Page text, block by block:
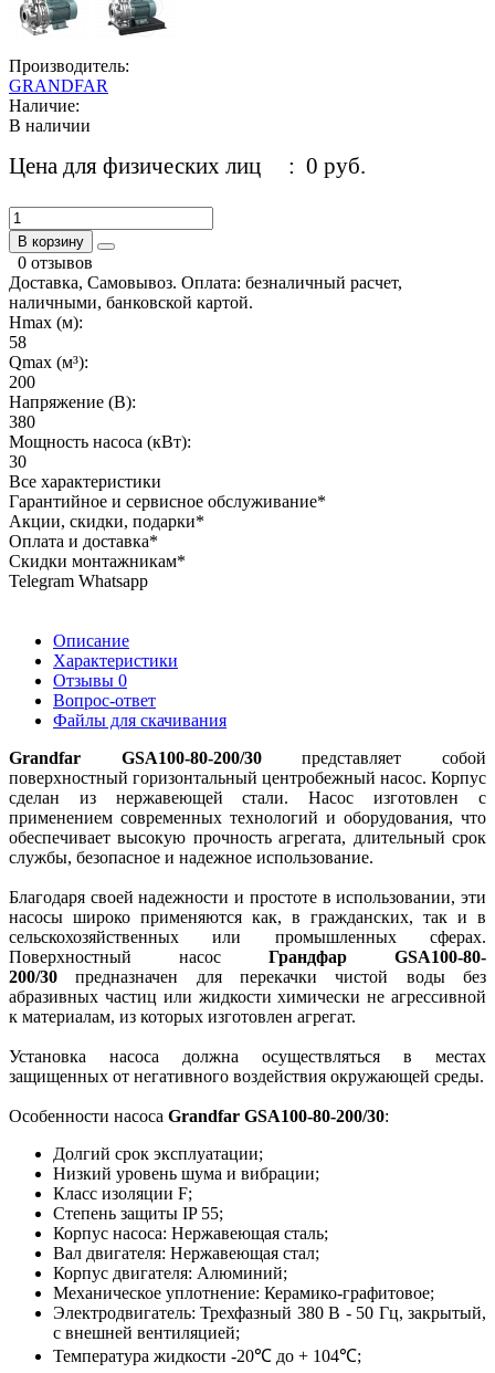
Производитель:
GRANDFAR
Наличие:
В наличии
Цена для физических лиц : 0 руб.
В корзину
0 отзывов
Доставка, Самовывоз. Оплата: безналичный расчет,
наличными, банковской картой.
Hmax (м):
58
Qmax (м³):
200
Напряжение (В):
380
Мощность насоса (кВт):
30
Все характеристики
Гарантийное и сервисное обслуживание*
Акции, скидки, подарки*
Оплата и доставка*
Скидки монтажникам*
Telegram Whatsapp
Описание
Характеристики
Отзывы 0
Вопрос-ответ
Файлы для скачивания
Grandfar GSA100-80-200/30представляет собой
поверхностный горизонтальный центробежный насос. Корпус
сделан из нержавеющей стали. Насос изготовлен с
применением современных технологий и оборудования, что
обеспечивает высокую прочность агрегата, длительный срок
службы, безопасное и надежное использование.
Благодаря своей надежности и простоте в использовании, эти
насосы широко применяются как, в гражданских, так и в
сельскохозяйственных или промышленных сферах.
Поверхностный насос Грандфар GSA100-80-
200/30 предназначен для перекачки чистой воды без
абразивных частиц или жидкости химически не агрессивной
к материалам, из которых изготовлен агрегат.
Установка насоса должна осуществляться в местах
защищенных от негативного воздействия окружающей среды.
Особенности насоса Grandfar GSA100-80-200/30:
Долгий срок эксплуатации;
Низкий уровень шума и вибрации;
Класс изоляции F;
Степень защиты IP 55;
Корпус насоса: Нержавеющая сталь;
Вал двигателя: Нержавеющая стал;
Корпус двигателя: Алюминий;
Механическое уплотнение: Керамико-графитовое;
Электродвигатель: Трехфазный 380 В - 50 Гц, закрытый,
с внешней вентиляцией;
Температура жидкости -20℃ до + 104℃;